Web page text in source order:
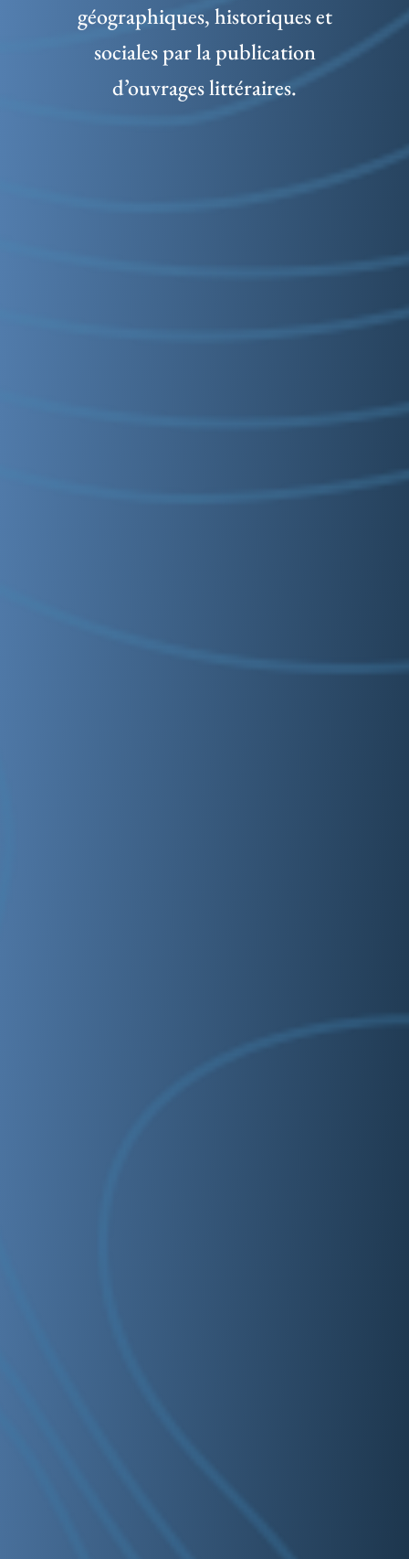
géographiques, historiques et
sociales par la publication
d’ouvrages littéraires.